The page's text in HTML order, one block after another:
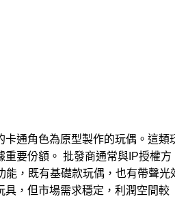
通角色為原型製作的玩偶。這類
要份額。 批發商通常與IP授權方
，既有基礎款玩偶，也有帶聲光
，但市場需求穩定，利潤空間較